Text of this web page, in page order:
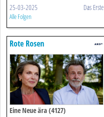
25-03-2025 Das Erste
Alle Folgen
Rote Rosen
Eine Neue ära (4127)